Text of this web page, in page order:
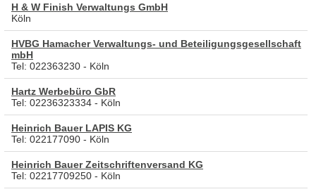
H & W Finish Verwaltungs GmbH
Köln
HVBG Hamacher Verwaltungs- und Beteiligungsgesellschaft
mbH
Tel: 022363230 - Köln
Hartz Werbebüro GbR
Tel: 02236323334 - Köln
Heinrich Bauer LAPIS KG
Tel: 022177090 - Köln
Heinrich Bauer Zeitschriftenversand KG
Tel: 02217709250 - Köln